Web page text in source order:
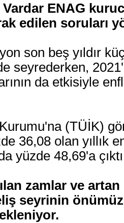
ENAG
edilen soruları
son beş yıldır
seyrederken,
da etkisiyle
(TÜİK)
36,08 olan yıllık
yüzde 48,69'a
zamlar ve
seyrinin